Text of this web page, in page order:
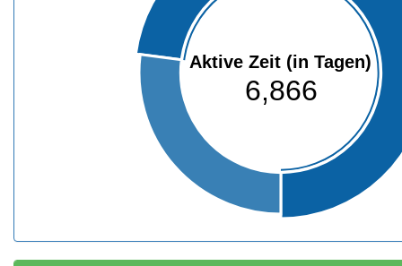
Aktive Zeit (in Tagen)
6,866